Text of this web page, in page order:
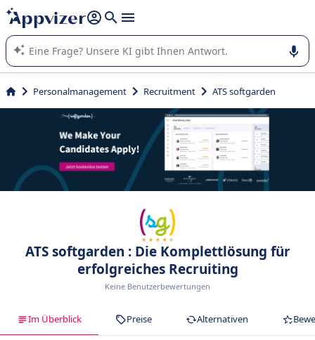
beantworten (mehrere Zeilen mit
Die KI von Appvizer führt Sie bei der Nutzung oder Auswahl
von SaaS-Software in Unternehmen.
Personalmanagement Recruitment ATS softgarden
ATS softgarden : Die Komplettlösung für
erfolgreiches Recruiting
Keine Benutzerbewertungen
Im Überblick Preise Alternativen